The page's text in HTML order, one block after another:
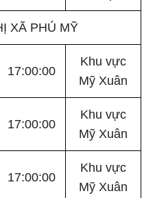
XÃ PHÚ MỸ
17:00:00
Khu vực
Mỹ Xuân
17:00:00
Khu vực
Mỹ Xuân
17:00:00
Khu vực
Mỹ Xuân